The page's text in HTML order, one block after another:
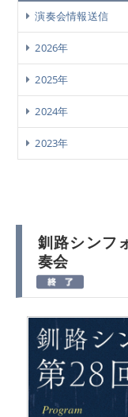
演奏会情報送信
2026年
2025年
2024年
2023年
釧路シンフ
奏会